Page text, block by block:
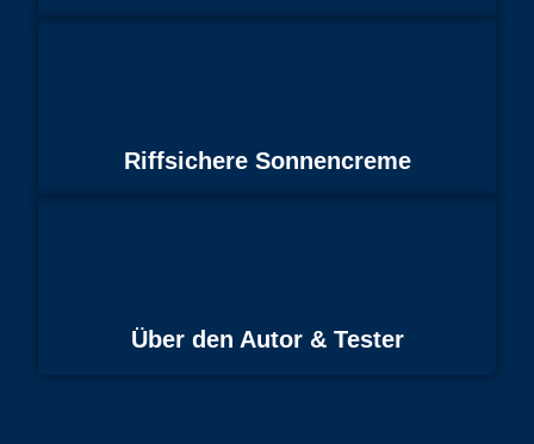
Riffsichere Sonnencreme
Über den Autor & Tester